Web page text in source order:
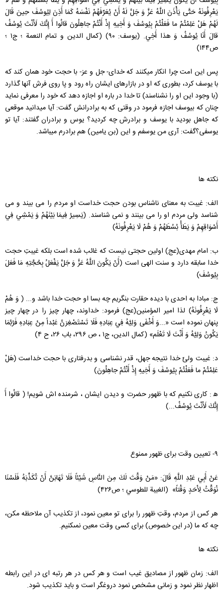
يَعْرِفُونَهُ حَتَّى يَأْذَنَ اللَّهُ عَزَّ وَ جَلَّ لَهُ أَنْ يُعَرِّفَهُمْ نَفْسَهُ كَمَا أَذِنَ لِيُوسُفَ حِينَ قَالَ
لَهُمْ‏ هَلْ عَلِمْتُمْ ما فَعَلْتُمْ بِيُوسُفَ وَ أَخِيهِ إِذْ أَنْتُمْ جاهِلُونَ قالُوا أَ إِنَّكَ لَأَنْتَ يُوسُفُ
قالَ أَنَا يُوسُفُ وَ هذا أَخِي. (يوسف: ۹۰) (كمال الدين و تمام النعمة ؛ ج‏۱ ؛
ص۱۴۴)
پس اين امت چرا انكار ميكنند كه خداى- جل و عز- با حجت خود همان كند كه
با يوسف كرد، بطورى كه او در بازارهاى ايشان راه رود و پا روى فرش آنها گذارد
(با وجود اين او را نشناسند) تا خدا در باره او اجازه دهد که خود را معرفی نماید
چنان كه بيوسف اجازه فرمود در وقتى كه به برادرانش گفت: آيا ميدانيد موقعى
كه جاهل بوديد با يوسف و برادرش چه كرديد؟ يوس و برادران گفتند: آيا تو
يوسفى؟گفت: آرى من يوسفم و اين (بن يامين) هم برادرم ميباشد.
نکته ها
الف: غیبت به معنای ناشناس بودن حجت خداست او مردم را می بیند و می
شناسد ولی مردم او را می بینند و نمی شناسند. (يَسِيرُ فِيمَا بَيْنَهُمْ وَ يَمْشِي فِي
أَسْوَاقِهِمْ وَ يَطَأُ بُسُطَهُمْ وَ هُمْ لَا يَعْرِفُونَهُ)
ب: امام مهدی(عج) اولین حجتی نیست که غائب شده است بلکه غیبتِ حجت
خدا سابقه دارد و سنت الهی است (أَنْ يَكُونَ اللَّهُ عَزَّ وَ جَلَّ يَفْعَلُ بِحُجَّتِهِ مَا فَعَلَ
بِيُوسُفَ)
ج: مبادا به احدی با دیده حقارت بنگریم چه بسا او حجت خدا باشد و... ( وَ هُمْ
لَا يَعْرِفُونَهُ) لذا امیر المؤمنین(عج) فرمود: خداوند، چهار چیز را در چهار چیز
پنهان نموده است «...وَ أَخْفَى وَلِيَّهُ فِي عِبَادِهِ فَلَا تَسْتَصْغِرَنَّ عَبْداً مِنْ عِبَادِهِ‏ فَرُبَّمَا
يَكُونُ وَلِيَّهُ وَ أَنْتَ لَا تَعْلَم» (کمال الدین، ج۱ ، ص ۲۹۶، باب ۲۶، ح ۴)‏
د: غیبت ولیّ خدا نتیجه جهل، قدر نشناسی و بدرفتاری با حجت خداست (هَلْ
عَلِمْتُمْ ما فَعَلْتُمْ بِيُوسُفَ وَ أَخِيهِ إِذْ أَنْتُمْ جاهِلُونَ)
ه‍ : کاری نکنیم که با ظهور حضرت و دیدن ایشان ، شرمنده اش شویم! ( قالُوا أَ
إِنَّكَ لَأَنْتَ يُوسُفُ...)
۹- تعیین وقت برای ظهور ممنوع
عَنْ أَبِي عَبْدِ اللَّهِ قَالَ: «مَنْ ‏وَقَّتَ ‏لَكَ ‏مِنَ ‏النَّاسِ‏ شَيْئاً فَلَا تَهَابَنَّ أَنْ تُكَذِّبَهُ فَلَسْنَا
نُوَقِّتُ لِأَحَدٍ وَقْتاً» (الغيبة للطوسي ؛ ص۴۲۶)
هر كس از مردم، وقتِ ظهور را براى تو معين نمود، از تكذيب آن ملاحظه مكن،
چه كه ما (در اين خصوص) براى كسى وقت معين نمى‏كنيم.
نکته ها
الف: زمان ظهور از مصادیق غیب است و هر کس در هر رتبه ای در این رابطه
اظهار نظر نمود و زمانی مشخص نمود دروغگر است و باید تکذیب شود.